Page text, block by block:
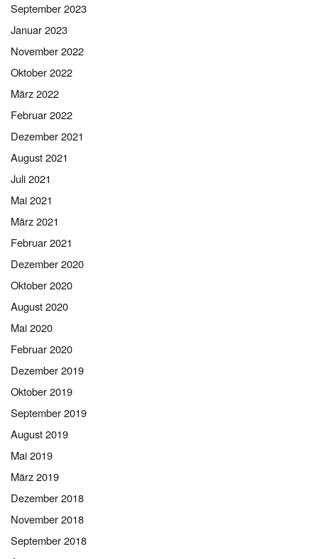
September 2023
Januar 2023
November 2022
Oktober 2022
März 2022
Februar 2022
Dezember 2021
August 2021
Juli 2021
Mai 2021
März 2021
Februar 2021
Dezember 2020
Oktober 2020
August 2020
Mai 2020
Februar 2020
Dezember 2019
Oktober 2019
September 2019
August 2019
Mai 2019
März 2019
Dezember 2018
November 2018
September 2018